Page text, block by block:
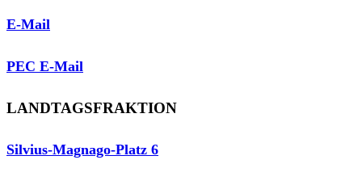
E-Mail
PEC E-Mail
LANDTAGSFRAKTION
Silvius-Magnago-Platz 6